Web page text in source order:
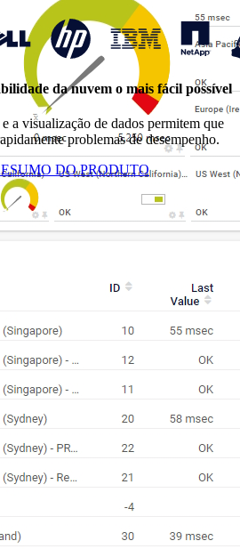
da nuvem o mais fácil possível
a visualização de dados permitem que
problemas de desempenho.
DO PRODUTO